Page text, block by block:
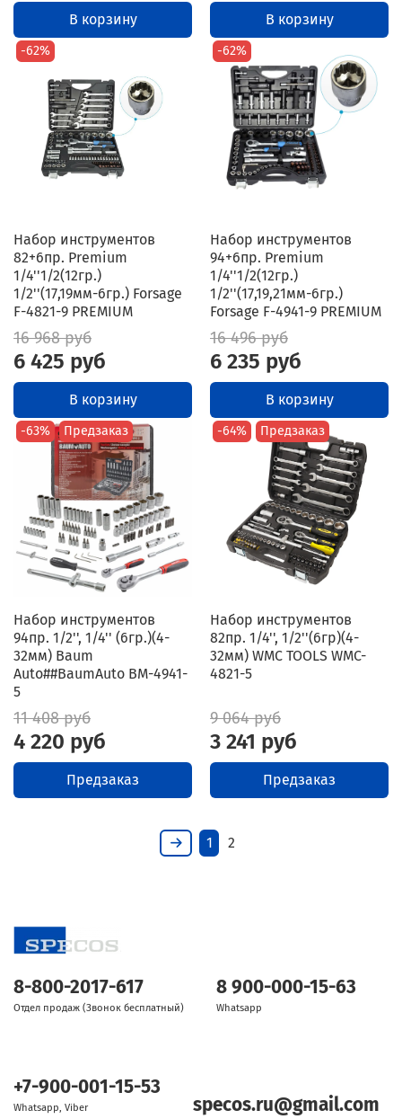
В корзину В корзину
-62%
Набор инструментов
82+6пр. Premium
1/4''1/2(12гр.)
1/2''(17,19мм-6гр.) Forsage
F-4821-9 PREMIUM
16 968 руб
6 425 руб
В корзину
-62%
Набор инструментов
94+6пр. Premium
1/4''1/2(12гр.)
1/2''(17,19,21мм-6гр.)
Forsage F-4941-9 PREMIUM
16 496 руб
6 235 руб
В корзину
-63% Предзаказ
Набор инструментов
94пр. 1/2'', 1/4'' (6гр.)(4-
32мм) Baum
Auto##BaumAuto BM-4941-
5
11 408 руб
4 220 руб
Предзаказ
-64% Предзаказ
Набор инструментов
82пр. 1/4'', 1/2''(6гр)(4-
32мм) WMC TOOLS WMC-
4821-5
9 064 руб
3 241 руб
Предзаказ
1 2
8-800-2017-617
Отдел продаж (Звонок бесплатный)
8 900-000-15-63
Whatsapp
+7-900-001-15-53
Whatsapp, Viber specos.ru@gmail.com